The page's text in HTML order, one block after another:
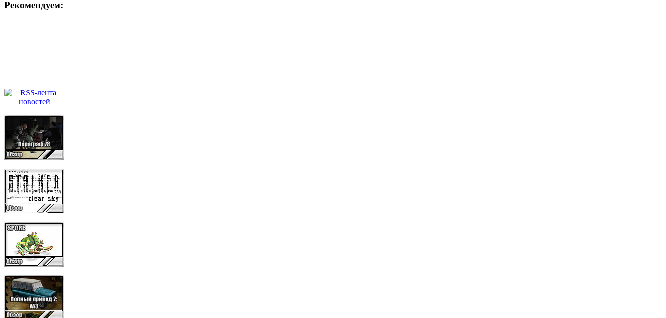
Рекомендуем: